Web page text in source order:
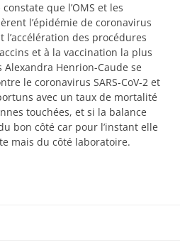
que l’OMS et les
l’épidémie de coronavirus
l’accélération des procédures
et à la vaccination la plus
Henrion-Caude se
le coronavirus SARS-CoV-2 et
avec un taux de mortalité
touchées, et si la balance
bon côté car pour l’instant elle
mais du côté laboratoire.